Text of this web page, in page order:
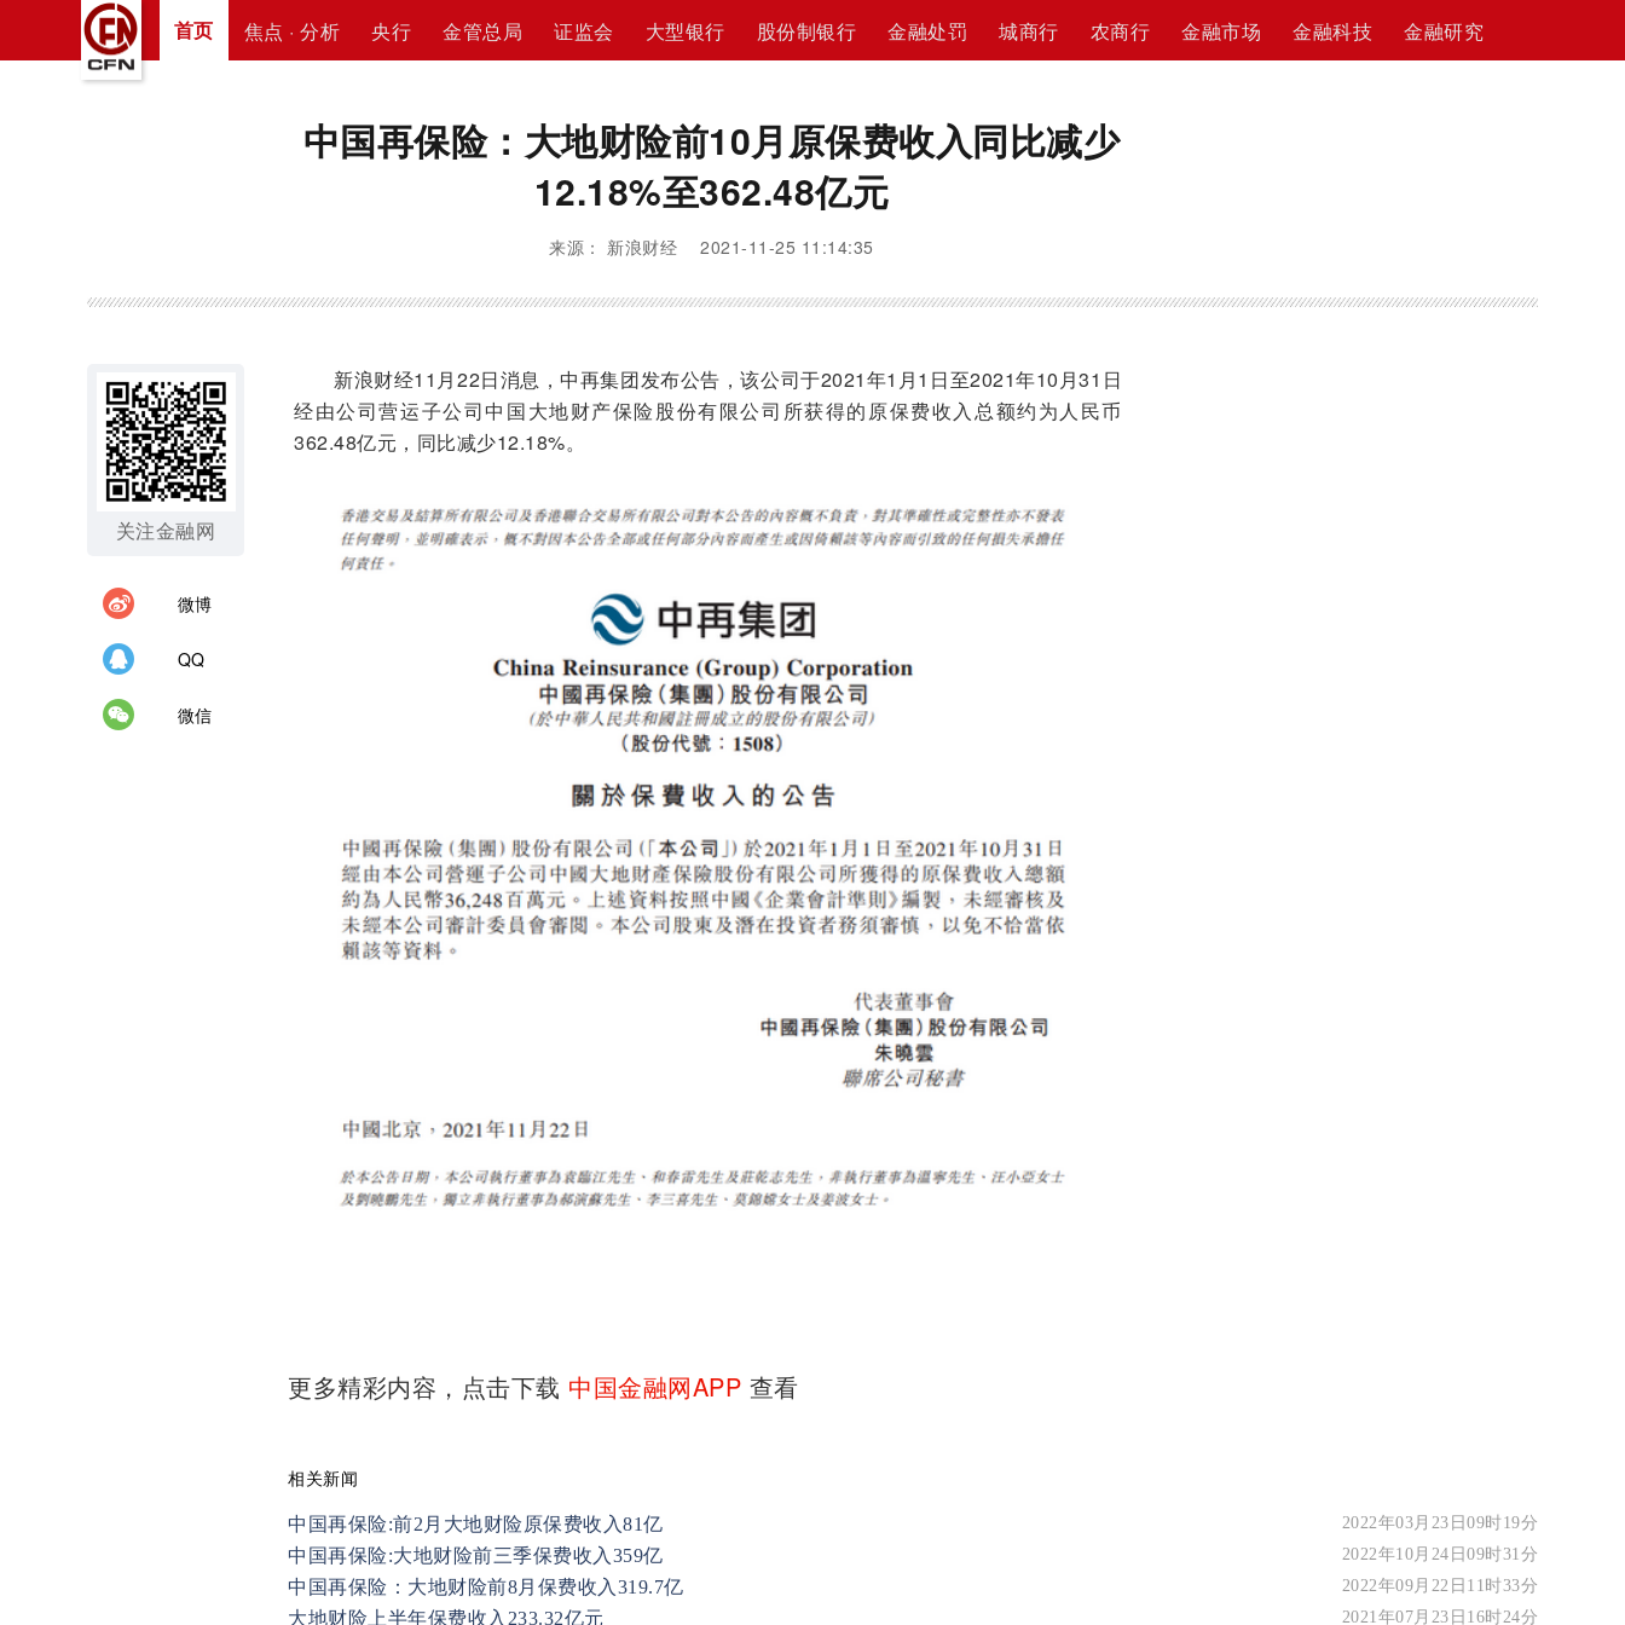
首页 焦点 · 分析 央行 金管总局 证监会 大型银行 股份制银行 金融处罚 城商行 农商行 金融市场 金融科技 金融研究
中国再保险：大地财险前10月原保费收入同比减少
12.18%至362.48亿元
来源： 新浪财经 2021-11-25 11:14:35
关注金融网
微博
QQ
微信
新浪财经11月22日消息，中再集团发布公告，该公司于2021年1月1日至2021年10月31日
经由公司营运子公司中国大地财产保险股份有限公司所获得的原保费收入总额约为人民币
362.48亿元，同比减少12.18%。
更多精彩内容，点击下载 中国金融网APP 查看
相关新闻
中国再保险:前2月大地财险原保费收入81亿 2022年03月23日09时19分
中国再保险:大地财险前三季保费收入359亿 2022年10月24日09时31分
中国再保险：大地财险前8月保费收入319.7亿 2022年09月22日11时33分
大地财险上半年保费收入233.32亿元 2021年07月23日16时24分